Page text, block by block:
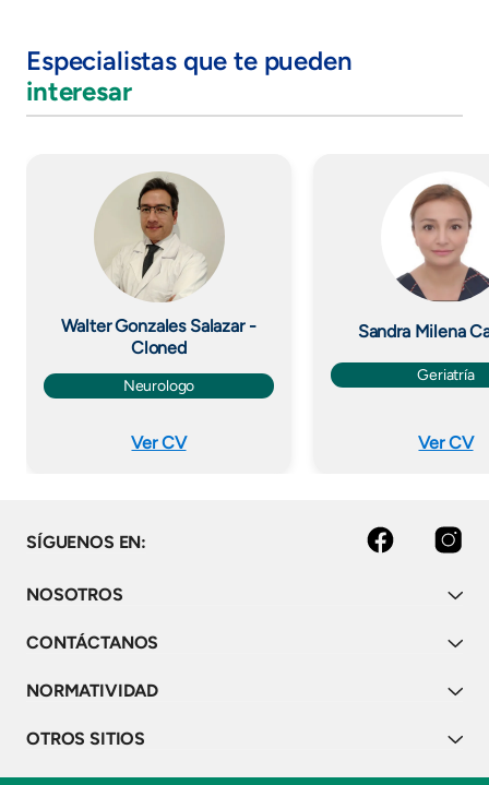
Especialistas que te pueden
interesar
Imagen
Walter Gonzales Salazar -
Cloned
Neurologo
Ver CV
Imagen
Sandra Milena
Geriatría
Ver CV
SÍGUENOS EN: facebook instagram
NOSOTROS
CONTÁCTANOS
NORMATIVIDAD
OTROS SITIOS